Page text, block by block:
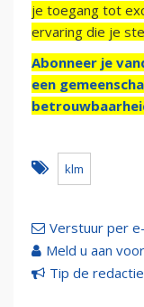
je toegang tot
ervaring die je
Abonneer je
een
klm
Verstuur per
Meld u aan
Tip de redactie